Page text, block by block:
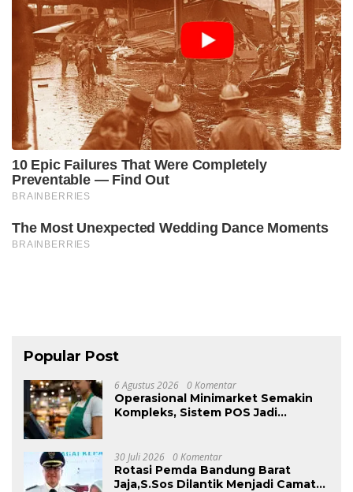
Popular Post
6 Agustus 2026 0 Komentar
Operasional Minimarket Semakin
Kompleks, Sistem POS Jadi
30 Juli 2026 0 Komentar
Rotasi Pemda Bandung Barat
Jaja,S.Sos Dilantik Menjadi Camat